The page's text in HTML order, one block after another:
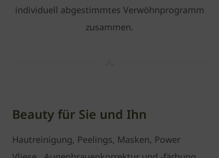
individuell abgestimmtes Verwöhnprogramm
zusammen.
Beauty für Sie und Ihn
Hautreinigung, Peelings, Masken, Power